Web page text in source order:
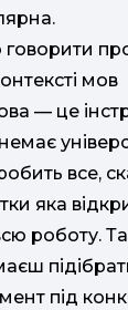
мов
— це
все,
яка
роботу.
під